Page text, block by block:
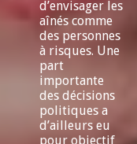
d’envisager les
aînés comme
des personnes
à risques. Une
part
importante
des décisions
politiques a
d’ailleurs eu
pour objectif